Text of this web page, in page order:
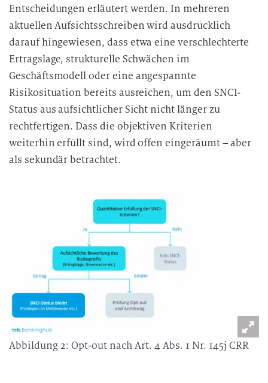
e
r
a
i
t
u
n
g
Entscheidungen erläutert werden. In mehreren
aktuellen Aufsichtsschreiben wird ausdrücklich
darauf hingewiesen, dass etwa eine verschlechterte
Ertragslage, strukturelle Schwächen im
Geschäftsmodell oder eine angespannte
Risikosituation bereits ausreichen, um den SNCI-
Status aus aufsichtlicher Sicht nicht länger zu
rechtfertigen. Dass die objektiven Kriterien
weiterhin erfüllt sind, wird offen eingeräumt – aber
als sekundär betrachtet.
Abbildung 2: Opt-out nach Art. 4 Abs. 1 Nr. 145j CRR